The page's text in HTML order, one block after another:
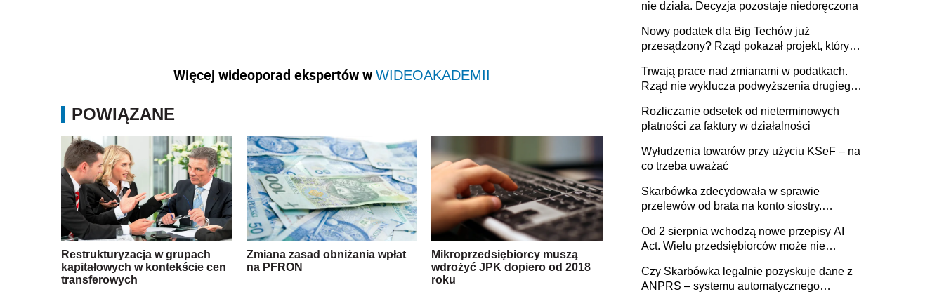
kapitałowych w kontekście cen
na PFRON
wdrożyć JPK dopiero od 2018
Źródło: WIDEOAKADEMIA
Wersja do druku Napisz do nas Zapisz się na newsletter
Udostępnij na Linkedin Podziel się na Facebook Wyślij na Twitter
Oceń jakość naszego artykułu
nie działa. Decyzja pozostaje niedoręczona
Nowy podatek dla Big Techów już
przesądzony? Rząd pokazał projekt, który
Trwają prace nad zmianami w podatkach.
Rząd nie wyklucza podwyższenia drugiego
Rozliczanie odsetek od nieterminowych
płatności za faktury w działalności
Wyłudzenia towarów przy użyciu KSeF – na
co trzeba uważać
Skarbówka zdecydowała w sprawie
przelewów od brata na konto siostry.
darowizna, ale podatku jednak nie będzie
Od 2 sierpnia wchodzą nowe przepisy AI
Act. Wielu przedsiębiorców może nie
Czy Skarbówka legalnie pozyskuje dane z
ANPRS – systemu automatycznego